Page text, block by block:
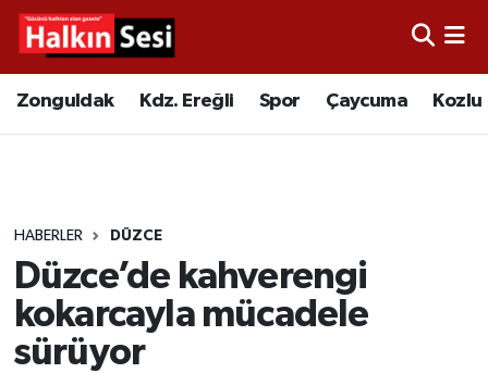
Zonguldak Kdz. Ereğli Spor Çaycuma Kozlu
HABERLER DÜZCE
Düzce’de kahverengi
kokarcayla mücadele
sürüyor
Video
Çaycuma
Alaplı
Asayiş
Merkez Hava Durumu
Tüm Manşetler
Son Dakika Haberleri